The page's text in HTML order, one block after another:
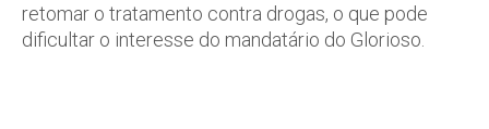
retomar o tratamento contra drogas, o que pode
dificultar o interesse do mandatário do Glorioso.